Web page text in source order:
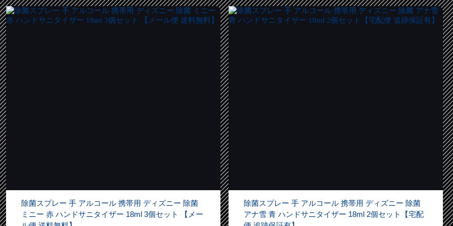
除菌スプレー 手 アルコール 携帯用 ディズニー 除菌
ミニー 赤 ハンドサニタイザー 18ml 3個セット 【メー
除菌スプレー 手 アルコール 携帯用 ディズニー 除菌
アナ雪 青 ハンドサニタイザー 18ml 2個セット【宅配